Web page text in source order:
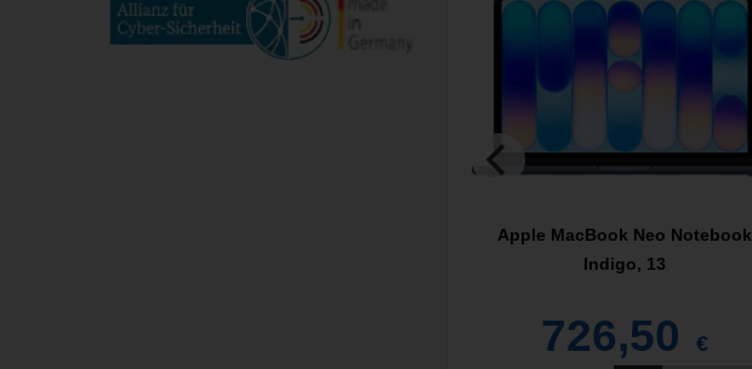
Apple MacBook Neo Notebook
Indigo, 13
726,50 €